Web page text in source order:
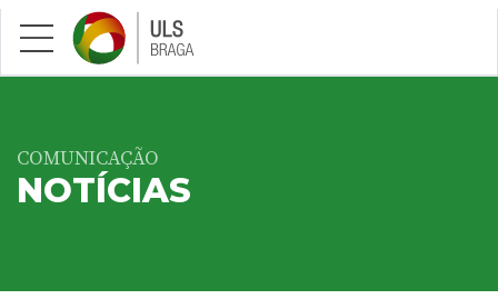
Saltar para conteúdo principal
COMUNICAÇÃO
NOTÍCIAS